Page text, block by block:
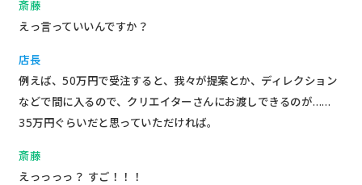
斎藤
えっ言っていいんですか？
店長
例えば、50万円で受注すると、我々が提案とか、ディレクション
などで間に入るので、クリエイターさんにお渡しできるのが……
35万円ぐらいだと思っていただければ。
斎藤
えっっっっ？ すご！！！